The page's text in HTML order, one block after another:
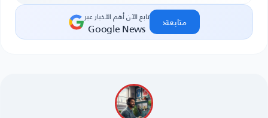
تابع الآن أهم الأخبار عبر
Google News متابعة‹